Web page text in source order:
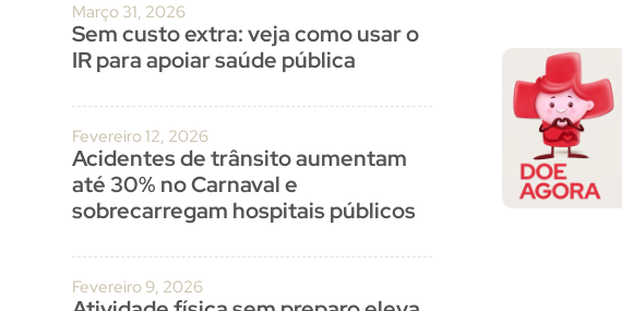
Março 31, 2026
Sem custo extra: veja como usar o
IR para apoiar saúde pública
Fevereiro 12, 2026
Acidentes de trânsito aumentam
até 30% no Carnaval e
sobrecarregam hospitais públicos
Fevereiro 9, 2026